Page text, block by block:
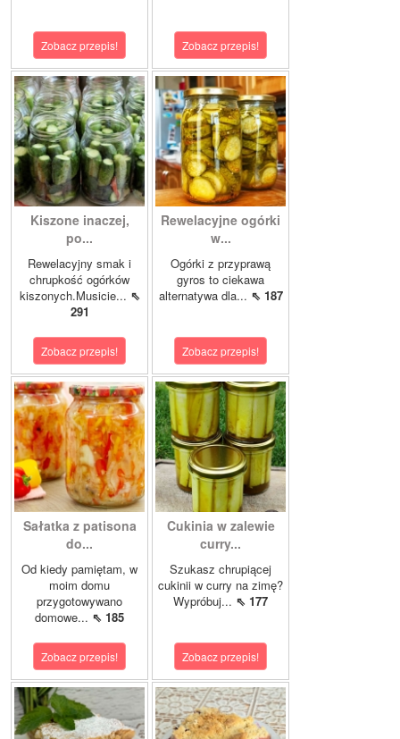
Zobacz przepis! Zobacz przepis!
Kiszone inaczej,
po...
Rewelacyjny smak i
chrupkość ogórków
kiszonych.Musicie... ⇖
291
Zobacz przepis!
Rewelacyjne ogórki
w...
Ogórki z przyprawą
gyros to ciekawa
alternatywa dla... ⇖ 187
Zobacz przepis!
Sałatka z patisona
do...
Od kiedy pamiętam, w
moim domu
przygotowywano
domowe... ⇖ 185
Zobacz przepis!
Cukinia w zalewie
curry...
Szukasz chrupiącej
cukinii w curry na zimę?
Wypróbuj... ⇖ 177
Zobacz przepis!